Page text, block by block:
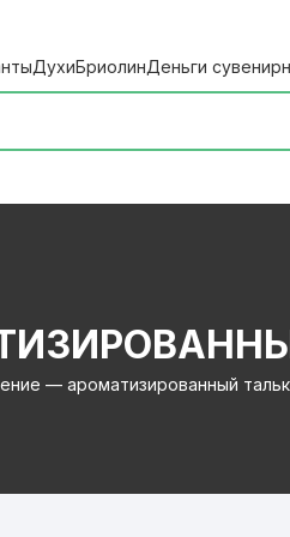
ДухиБриолинДеньги
— ароматизированный